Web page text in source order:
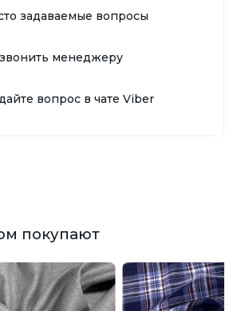
задаваемые вопросы
менеджеру
вопрос в чате Viber
покупают